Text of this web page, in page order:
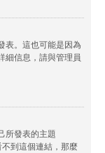
表。這也可能是因為
細信息，請與管理員
所發表的主題
到這個連結，那麼